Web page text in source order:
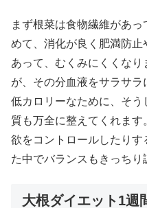
まず根菜は食物繊維があ
めて、消化が良く肥満防
あって、むくみにくくな
が、その分血液をサラサ
低カロリーなために、そ
質も万全に整えてくれま
欲をコントロールしたり
た中でバランスもきっちり
大根ダイエット1週